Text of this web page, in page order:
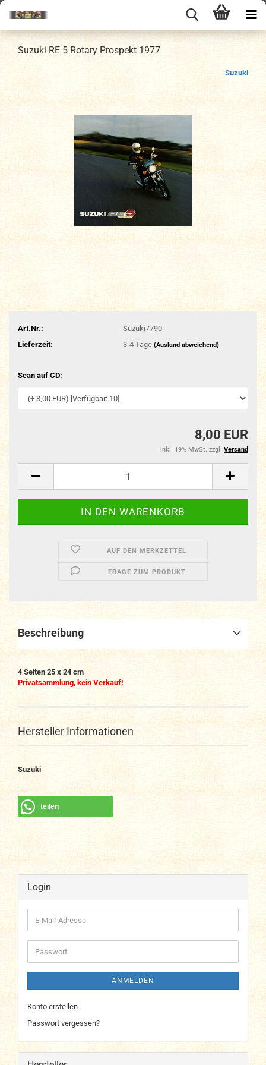
Suzuki RE 5 Rotary Prospekt 1977
Suzuki
Art.Nr.:
Suzuki7790
Lieferzeit:
3-4 Tage (Ausland abweichend)
Scan auf CD:
8,00 EUR
inkl. 19% MwSt. zzgl. Versand
AUF DEN MERKZETTEL
FRAGE ZUM PRODUKT
Beschreibung
4 Seiten 25 x 24 cm
Privatsammlung, kein Verkauf!
Hersteller Informationen
Suzuki
teilen
Login
E-
Mail-
Adresse
Passwort
ANMELDEN
Konto erstellen
Passwort vergessen?